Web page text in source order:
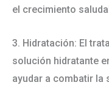
el crecimiento
3. Hidratación: El
solución hidratante
ayudar a combatir la